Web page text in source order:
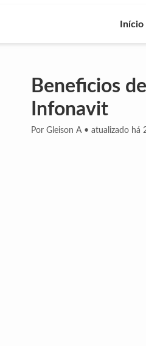
Início
Beneficios
Infonavit
Por Gleison A • atualizado há